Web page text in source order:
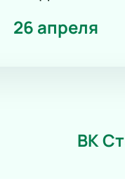
26 апреля
ВК